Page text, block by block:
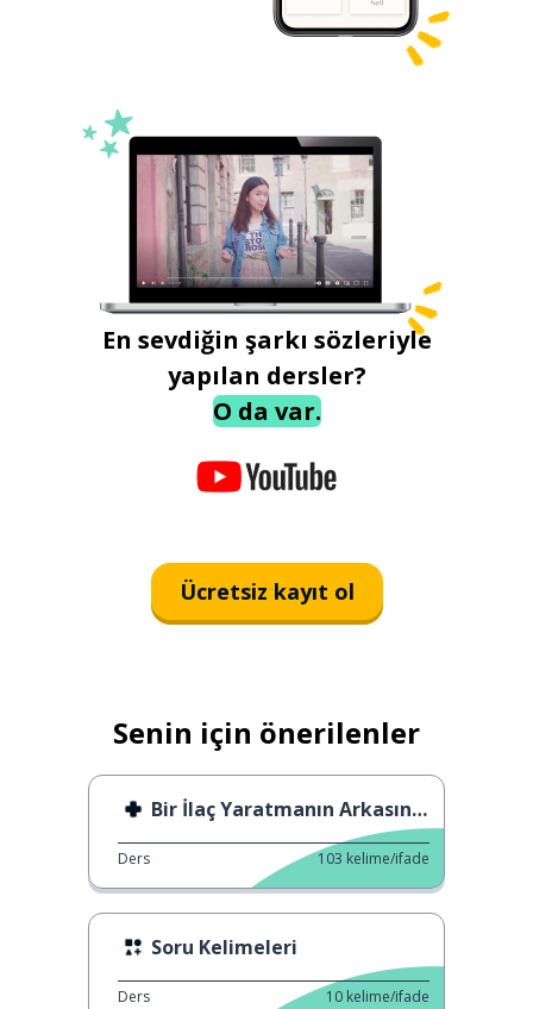
En sevdiğin şarkı sözleriyle
yapılan dersler?
O da var.
Ücretsiz kayıt ol
Senin için önerilenler
Bir İlaç Yaratmanın Arkasında
Ders 103 kelime/ifade
Soru Kelimeleri
Ders 10 kelime/ifade